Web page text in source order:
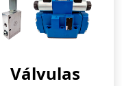
Válvulas